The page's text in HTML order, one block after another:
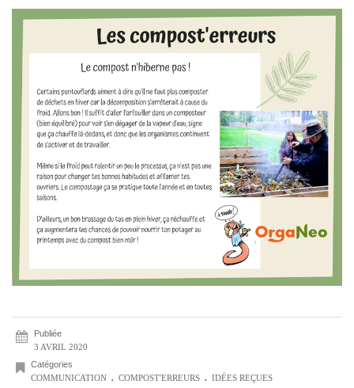
Publiée
3 AVRIL 2020
Catégories
COMMUNICATION . COMPOST'ERREURS . IDÉES REÇUES